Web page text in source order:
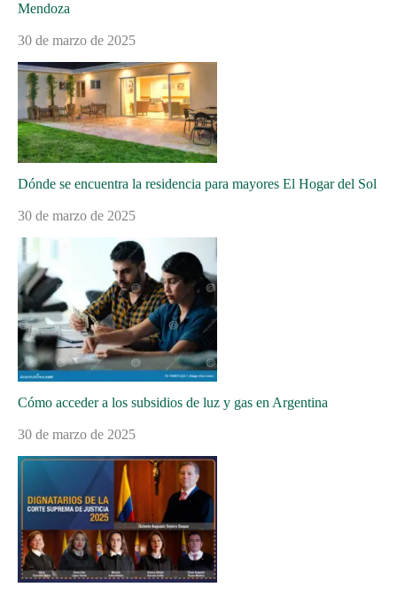
Mendoza
30 de marzo de 2025
Dónde se encuentra la residencia para mayores El Hogar del Sol
30 de marzo de 2025
Cómo acceder a los subsidios de luz y gas en Argentina
30 de marzo de 2025